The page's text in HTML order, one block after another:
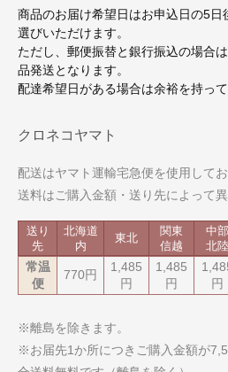
商品のお届け希望日はお申込日の5
選びいただけます。
ただし、郵便振替と銀行振込の場合
品発送となります。
配達希望日がある場合は余裕を持って
クロネコヤマト
配送はヤマト運輸宅急便を使用してお
送料はご購入金額・送り先によって異
送り
先
北海道
内
東北
関東
信越
中部
北陸
常温
便
770円
1,485
円
1,485
円
円
※離島を除きます。
※お届先1か所につきご購入金額が